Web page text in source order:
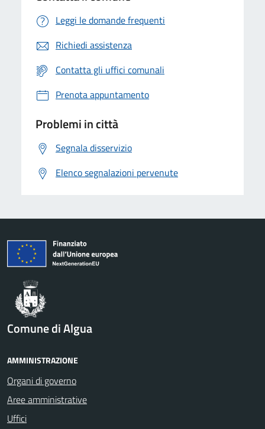
Leggi le domande frequenti
Richiedi assistenza
Contatta gli uffici comunali
Prenota appuntamento
Problemi in città
Segnala disservizio
Elenco segnalazioni pervenute
Comune di Algua
AMMINISTRAZIONE
Organi di governo
Aree amministrative
Uffici